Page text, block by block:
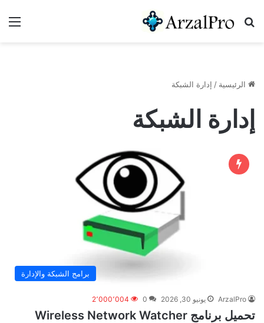
بحث عن
الرئيسية / إدارة الشبكة
إدارة الشبكة
برامج الشبكة والإدارة
ArzalPro يونيو 30, 2026 0 2٬000٬004
تحميل برنامج Wireless Network Watcher